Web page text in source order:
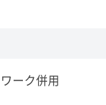
ーク併用